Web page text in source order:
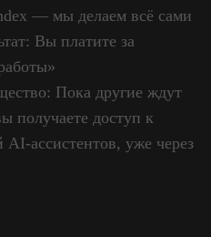
— мы делаем всё сами
Вы платите за
Пока другие ждут
получаете доступ к
ассистентов, уже через